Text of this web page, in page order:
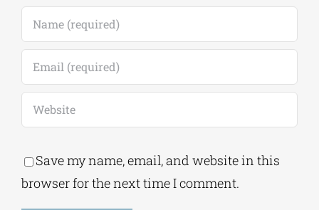
Save my name, email, and website in this
browser for the next time I comment.